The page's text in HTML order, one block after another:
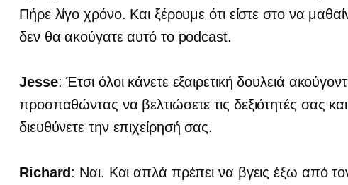
Πήρε λίγο χρόνο. Και ξέρουμε ότι είστε στο να
δεν θα ακούγατε αυτό το podcast.
Jesse: Έτσι όλοι κάνετε εξαιρετική δουλειά
προσπαθώντας να βελτιώσετε τις δεξιότητές σας
διευθύνετε την επιχείρησή σας.
Richard: Ναι. Και απλά πρέπει να βγεις έξω από